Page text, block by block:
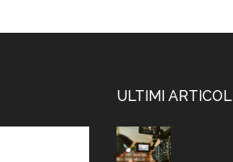
ULTIMI ARTICOLI